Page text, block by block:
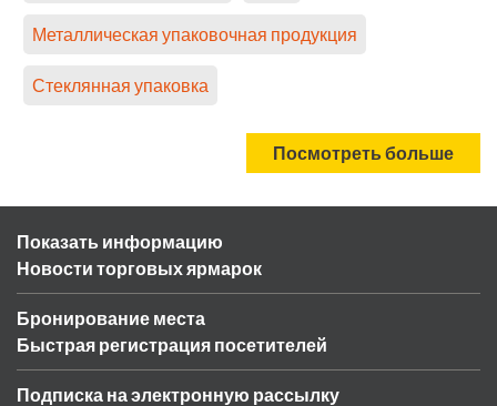
Металлическая упаковочная продукция
Стеклянная упаковка
Посмотреть больше
Показать информацию
Новости торговых ярмарок
Бронирование места
Быстрая регистрация посетителей
Подписка на электронную рассылку